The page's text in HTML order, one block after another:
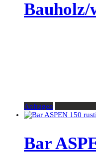
Bauholz/
Anfragen
Bar